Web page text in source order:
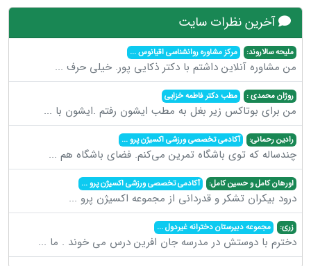
آخرین نظرات سایت
ملیحه سالاروند: مرکز مشاوره روانشناسی اقیانوس...
من مشاوره آنلاین داشتم با دکتر ذکایی پور. خیلی حرف ...
روژان محمدی : مطب دکتر فاطمه خزایی
من برای بوتاکس زیر بغل به مطب ایشون رفتم .ایشون با ...
رادین رحمانی: آکادمی تخصصی ورزشی اکسیژن پرو...
چندساله که توی باشگاه تمرین می‌کنم. فضای باشگاه هم ...
اورهان کامل و حسین کامل: آکادمی تخصصی ورزشی اکسیژن پرو...
درود بیکران تشکر و قدردانی از مجموعه اکسیژن پرو ...
زری: مجموعه دبیرستان دخترانه غیردول...
دخترم با دوستش در مدرسه جان افرین درس می خوند . ما ...